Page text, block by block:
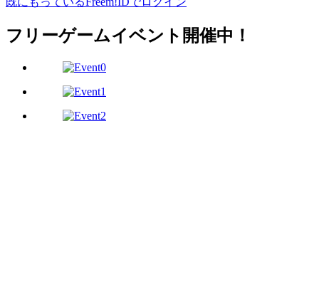
フリーゲームイベント開催中！